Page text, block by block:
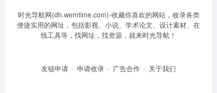
时光导航网(dh.wemtime.com)-收藏你喜欢的网站，收录各类
便捷实用的网址，包括影视、小说、学术论文、设计素材、在
线工具等，找网址，找资源，就来时光导航！
友链申请 申请收录 广告合作 关于我们